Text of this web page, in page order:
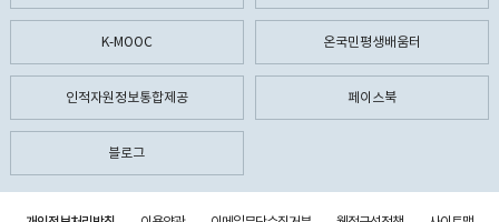
K-MOOC 온국민평생배움터
인적자원정보통합제공 페이스북
블로그